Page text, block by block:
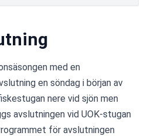
med en
en söndag i början av
nere vid sjön men
avslutningen vid UOK-stugan
för avslutningen